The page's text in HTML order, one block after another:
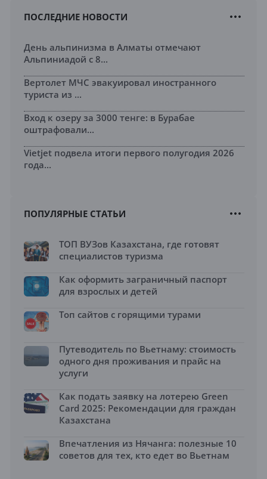
ПОСЛЕДНИЕ НОВОСТИ
День альпинизма в Алматы отмечают
Альпиниадой с 8...
Вертолет МЧС эвакуировал иностранного
туриста из ...
Вход к озеру за 3000 тенге: в Бурабае
оштрафовали...
Vietjet подвела итоги первого полугодия 2026
года...
ПОПУЛЯРНЫЕ СТАТЬИ
ТОП ВУЗов Казахстана, где готовят
специалистов туризма
Как оформить заграничный паспорт
для взрослых и детей
Топ сайтов с горящими турами
Путеводитель по Вьетнаму: стоимость
одного дня проживания и прайс на
услуги
Как подать заявку на лотерею Green
Card 2025: Рекомендации для граждан
Казахстана
Впечатления из Нячанга: полезные 10
советов для тех, кто едет во Вьетнам